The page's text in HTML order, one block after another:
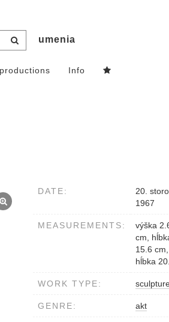
umenia
Info
DATE:
20.
1967
MEASUREMENTS:
výška
cm,
15.6
hĺbka
WORK TYPE:
GENRE: akt